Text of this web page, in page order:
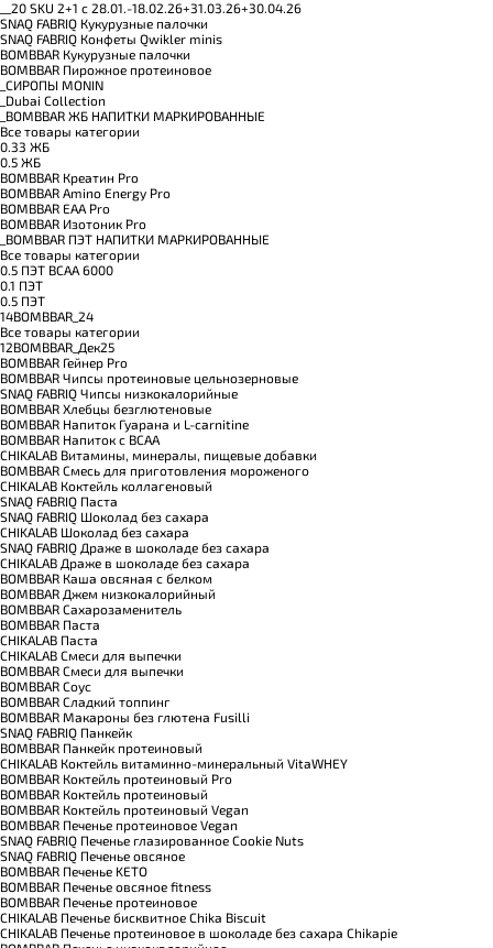
__20 SKU 2+1 с 28.01.-18.02.26+31.03.26+30.04.26
SNAQ FABRIQ Кукурузные палочки
SNAQ FABRIQ Конфеты Qwikler minis
BOMBBAR Кукурузные палочки
BOMBBAR Пирожное протеиновое
_CИРОПЫ MONIN
_Dubai Collection
_BOMBBAR ЖБ НАПИТКИ МАРКИРОВАННЫЕ
Все товары категории
0.33 ЖБ
0.5 ЖБ
BOMBBAR Креатин Pro
BOMBBAR Amino Energy Pro
BOMBBAR EAA Pro
BOMBBAR Изотоник Pro
_BOMBBAR ПЭТ НАПИТКИ МАРКИРОВАННЫЕ
Все товары категории
0.5 ПЭТ ВСАА 6000
0.1 ПЭТ
0.5 ПЭТ
14BOMBBAR_24
Все товары категории
12BOMBBAR_Дек25
BOMBBAR Гейнер Pro
BOMBBAR Чипсы протеиновые цельнозерновые
SNAQ FABRIQ Чипсы низкокалорийные
BOMBBAR Хлебцы безглютеновые
BOMBBAR Напиток Гуарана и L-carnitine
BOMBBAR Напиток с BCAA
CHIKALAB Витамины, минералы, пищевые добавки
BOMBBAR Смесь для приготовления мороженого
CHIKALAB Коктейль коллагеновый
SNAQ FABRIQ Паста
SNAQ FABRIQ Шоколад без сахара
CHIKALAB Шоколад без сахара
SNAQ FABRIQ Драже в шоколаде без сахара
CHIKALAB Драже в шоколаде без сахара
BOMBBAR Каша овсяная с белком
BOMBBAR Джем низкокалорийный
BOMBBAR Сахарозаменитель
BOMBBAR Паста
CHIKALAB Паста
CHIKALAB Смеси для выпечки
BOMBBAR Смеси для выпечки
BOMBBAR Соус
BOMBBAR Сладкий топпинг
BOMBBAR Макароны без глютена Fusilli
SNAQ FABRIQ Панкейк
BOMBBAR Панкейк протеиновый
CHIKALAB Коктейль витаминно-минеральный VitaWHEY
BOMBBAR Коктейль протеиновый Pro
BOMBBAR Коктейль протеиновый
BOMBBAR Коктейль протеиновый Vegan
BOMBBAR Печенье протеиновое Vegan
SNAQ FABRIQ Печенье глазированное Cookie Nuts
SNAQ FABRIQ Печенье овсяное
BOMBBAR Печенье KETO
BOMBBAR Печенье овсяное fitness
BOMBBAR Печенье протеиновое
CHIKALAB Печенье бисквитное Chika Biscuit
CHIKALAB Печенье протеиновое в шоколаде без сахара Chikapie